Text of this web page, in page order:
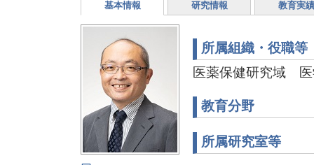
基本情報 研究情報 教育実績
所属組織・役職等
医薬保健研究域
教育分野
所属研究室等